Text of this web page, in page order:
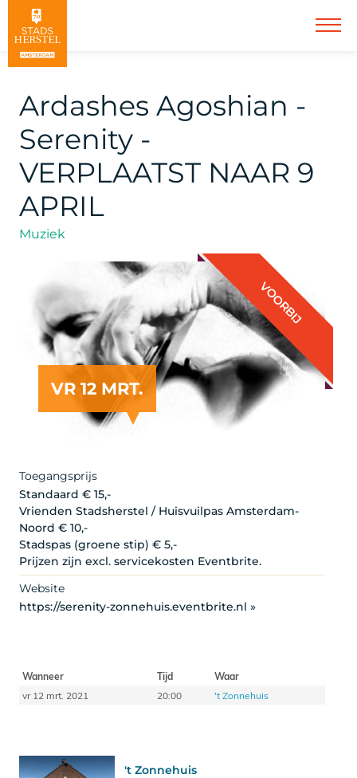
Ardashes Agoshian -
Serenity -
VERPLAATST NAAR 9
APRIL
Muziek
VR 12 MRT.
VOORBIJ
Toegangsprijs
Standaard € 15,-
Vrienden Stadsherstel / Huisvuilpas Amsterdam-
Noord € 10,-
Stadspas (groene stip) € 5,-
Prijzen zijn excl. servicekosten Eventbrite.
Website
https://serenity-zonnehuis.eventbrite.nl »
Wanneer Tijd
Waar
vr 12 mrt. 2021
20:00 't Zonnehuis
't Zonnehuis